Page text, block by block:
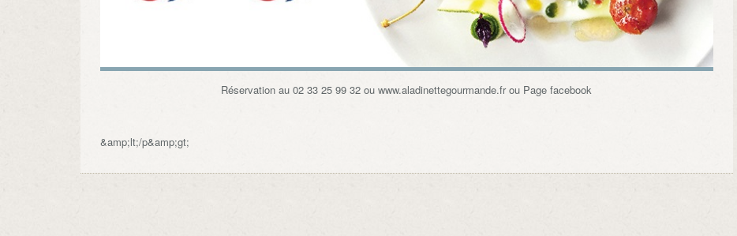
Réservation au 02 33 25 99 32 ou www.aladinettegourmande.fr ou Page facebook
&amp;lt;/p&amp;gt;